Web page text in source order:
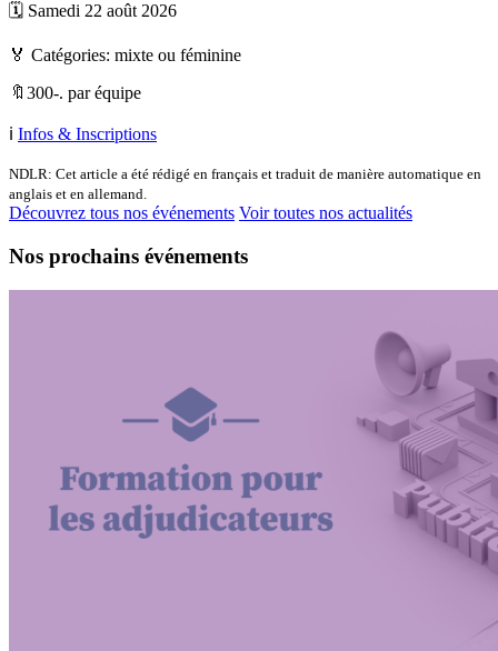
🗓️ Samedi 22 août 2026
🏅 Catégories: mixte ou féminine
🔖300-. par équipe
ℹ️ Infos & Inscriptions
NDLR: Cet article a été rédigé en français et traduit de manière automatique en
anglais et en allemand.
Découvrez tous nos événements Voir toutes nos actualités
Nos prochains événements